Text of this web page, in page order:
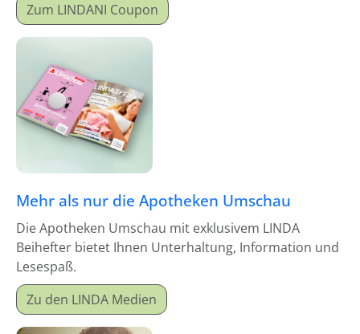
Zum LINDANI Coupon
Mehr als nur die Apotheken Umschau
Die Apotheken Umschau mit exklusivem LINDA
Beihefter bietet Ihnen Unterhaltung, Information und
Lesespaß.
Zu den LINDA Medien